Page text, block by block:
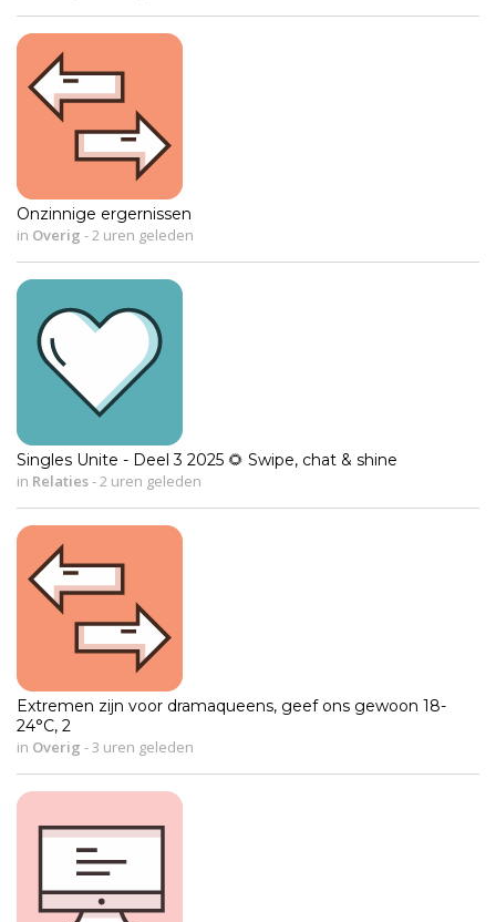
Onzinnige ergernissen
in Overig - 2 uren geleden
Singles Unite - Deel 3 2025 🌻 Swipe, chat & shine
in Relaties- 2 uren geleden
Extremen zijn voor dramaqueens, geef ons gewoon 18-
24°C, 2
in Overig - 3 uren geleden